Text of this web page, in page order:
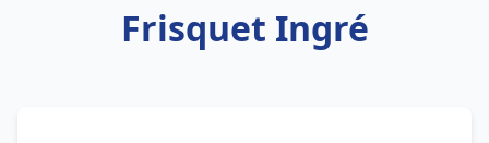
Frisquet Ingré